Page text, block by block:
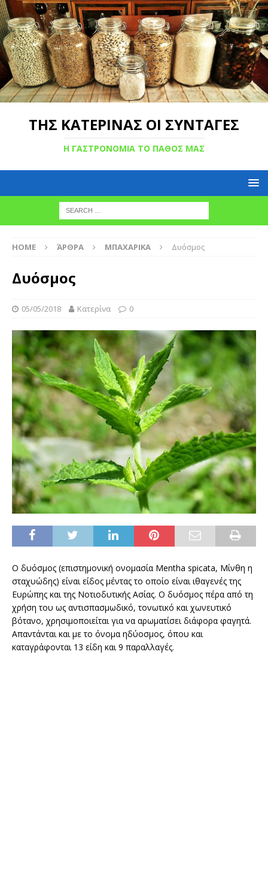
ΤΗΣ ΚΑΤΕΡΙΝΑΣ ΟΙ ΣΥΝΤΑΓΕΣ
Η ΓΑΣΤΡΟΝΟΜΙΑ ΤΟ ΠΑΘΟΣ ΜΑΣ
HOME ΆΡΘΡΑ ΜΠΑΧΑΡΙΚΑ Δυόσμος
Δυόσμος
05/05/2018 Κατερίνα 0
Ο δυόσμος (επιστημονική ονομασία Mentha spicata, Μίνθη η
σταχυώδης) είναι είδος μέντας το οποίο είναι ιθαγενές της
Ευρώπης και της Νοτιοδυτικής Ασίας. Ο δυόσμος πέρα από τη
χρήση του ως αντισπασμωδικό, τονωτικό και χωνευτικό
βότανο, χρησιμοποιείται για να αρωματίσει διάφορα φαγητά.
Απαντάνται και με το όνομα ηδύοσμος, όπου και
καταγράφονται 13 είδη και 9 παραλλαγές.